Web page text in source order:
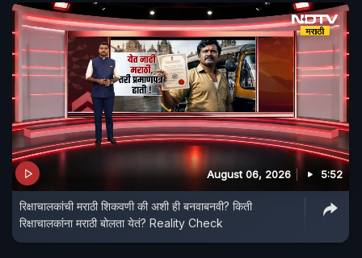
August 06, 2026 5:52
रिक्षाचालकांची मराठी शिकवणी की अशी ही बनवाबनवी? किती
रिक्षाचालकांना मराठी बोलता येतं? Reality Check